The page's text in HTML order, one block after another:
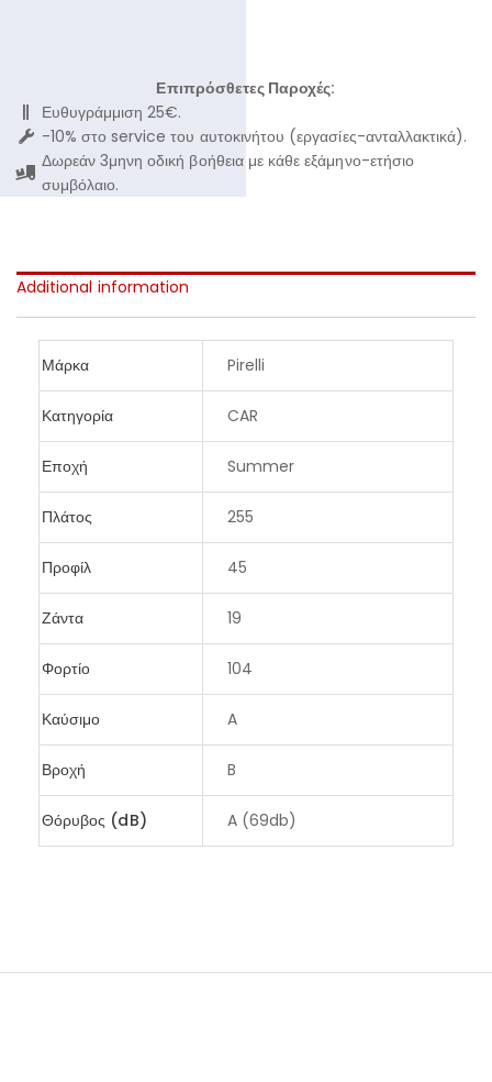
Επιπρόσθετες Παροχές:
Ευθυγράμμιση 25€.
-10% στο service του αυτοκινήτου (εργασίες-ανταλλακτικά).
Δωρεάν 3μηνη οδική βοήθεια με κάθε εξάμηνο-ετήσιο
συμβόλαιο.
Additional information
Μάρκα Pirelli
Κατηγορία CAR
Εποχή Summer
Πλάτος 255
Προφίλ 45
Ζάντα 19
Φορτίο 104
Καύσιμο A
Βροχή B
Θόρυβος (dB) A (69db)